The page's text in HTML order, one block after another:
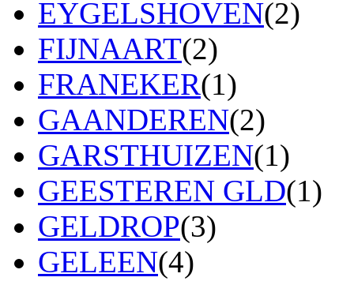
EYGELSHOVEN(2)
FIJNAART(2)
FRANEKER(1)
GAANDEREN(2)
GARSTHUIZEN(1)
GEESTEREN GLD(1)
GELDROP(3)
GELEEN(4)